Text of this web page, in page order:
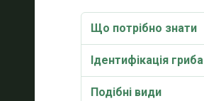
Що потрібно знати
Ідентифікація гриба
Подібні види